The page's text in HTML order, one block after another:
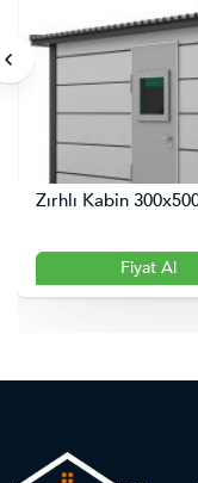
Zırhlı Kabin
Fiyat Al